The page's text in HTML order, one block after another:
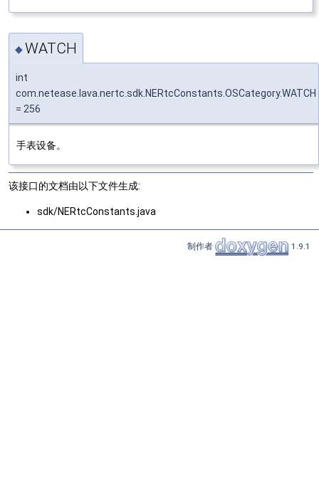
◆WATCH
int
com.netease.lava.nertc.sdk.NERtcConstants.OSCategory.WATCH
= 256
手表设备。
该接口的文档由以下文件生成:
sdk/NERtcConstants.java
制作者 1.9.1